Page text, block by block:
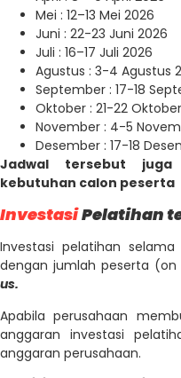
Mei : 12–13 Mei 2026
Juni : 22-23 Juni 2026
Juli : 16–17 Juli 2026
Agustus : 3-4 Agustus
September : 17-18
Oktober : 21-22
November : 4-5
Desember : 17-18
Jadwal tersebut juga
kebutuhan calon peserta
InvestasiPelatihan
Investasi pelatihan
dengan jumlah peserta (on
us.
Apabila perusahaan
anggaran investasi
anggaran perusahaan.